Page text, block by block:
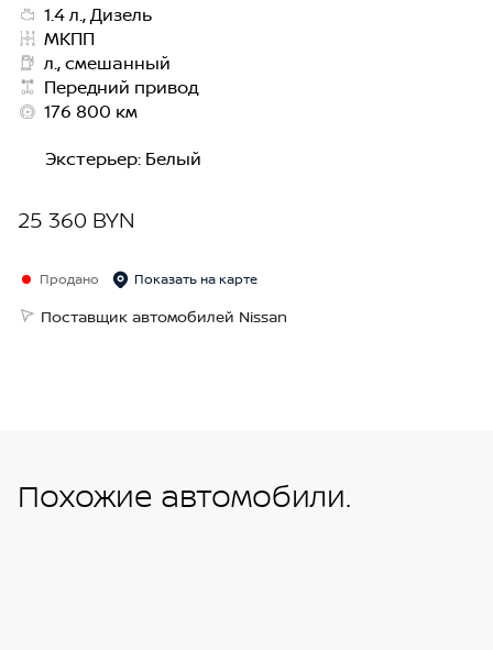
1.4 л., Дизель
МКПП
л., смешанный
Передний привод
176 800 км
Экстерьер: Белый
25 360 BYN
Продано Показать на карте
Поставщик автомобилей Nissan
Похожие автомобили.